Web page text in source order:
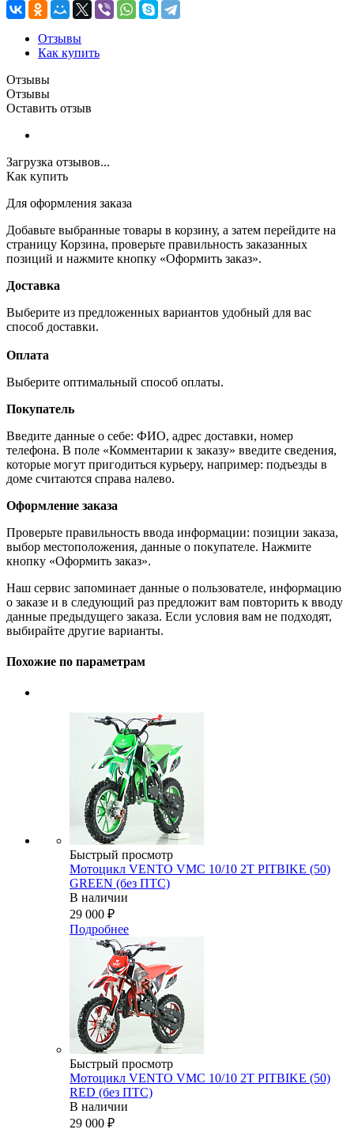
Отзывы
Как купить
Отзывы
Отзывы
Оставить отзыв
Загрузка отзывов...
Как купить
Для оформления заказа
Добавьте выбранные товары в корзину, а затем перейдите на
страницу Корзина, проверьте правильность заказанных
позиций и нажмите кнопку «Оформить заказ».
Доставка
Выберите из предложенных вариантов удобный для вас
способ доставки.
Оплата
Выберите оптимальный способ оплаты.
Покупатель
Введите данные о себе: ФИО, адрес доставки, номер
телефона. В поле «Комментарии к заказу» введите сведения,
которые могут пригодиться курьеру, например: подъезды в
доме считаются справа налево.
Оформление заказа
Проверьте правильность ввода информации: позиции заказа,
выбор местоположения, данные о покупателе. Нажмите
кнопку «Оформить заказ».
Наш сервис запоминает данные о пользователе, информацию
о заказе и в следующий раз предложит вам повторить к вводу
данные предыдущего заказа. Если условия вам не подходят,
выбирайте другие варианты.
Похожие по параметрам
Быстрый просмотр
Мотоцикл VENTO VMC 10/10 2T PITBIKE (50)
GREEN (без ПТС)
В наличии
29 000 ₽
Подробнее
Быстрый просмотр
Мотоцикл VENTO VMC 10/10 2T PITBIKE (50)
RED (без ПТС)
В наличии
29 000 ₽